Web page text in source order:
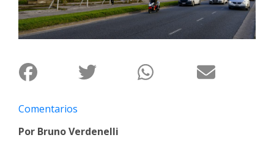
Cartelera
Fotos
Familia
Fúnebres
Comentarios
Por Bruno Verdenelli